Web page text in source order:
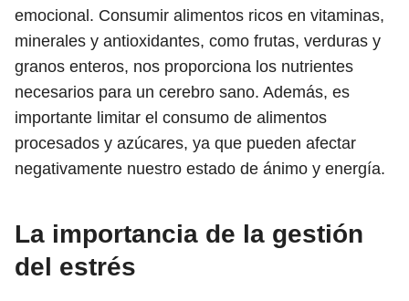
emocional. Consumir alimentos ricos en vitaminas,
minerales y antioxidantes, como frutas, verduras y
granos enteros, nos proporciona los nutrientes
necesarios para un cerebro sano. Además, es
importante limitar el consumo de alimentos
procesados y azúcares, ya que pueden afectar
negativamente nuestro estado de ánimo y energía.
La importancia de la gestión
del estrés